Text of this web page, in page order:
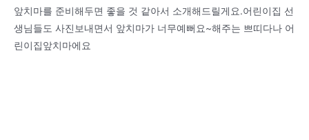
앞치마를 준비해두면 좋을 것 같아서 소개해드릴게요.어린이집 선
생님들도 사진보내면서 앞치마가 너무예뻐요~해주는 쁘띠다나 어
린이집앞치마에요